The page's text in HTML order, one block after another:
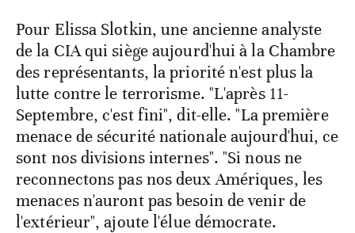
Pour Elissa Slotkin, une ancienne analyste
de la CIA qui siège aujourd'hui à la Chambre
des représentants, la priorité n'est plus la
lutte contre le terrorisme. "L'après 11-
Septembre, c'est fini", dit-elle. "La première
menace de sécurité nationale aujourd'hui, ce
sont nos divisions internes". "Si nous ne
reconnectons pas nos deux Amériques, les
menaces n'auront pas besoin de venir de
l'extérieur", ajoute l'élue démocrate.